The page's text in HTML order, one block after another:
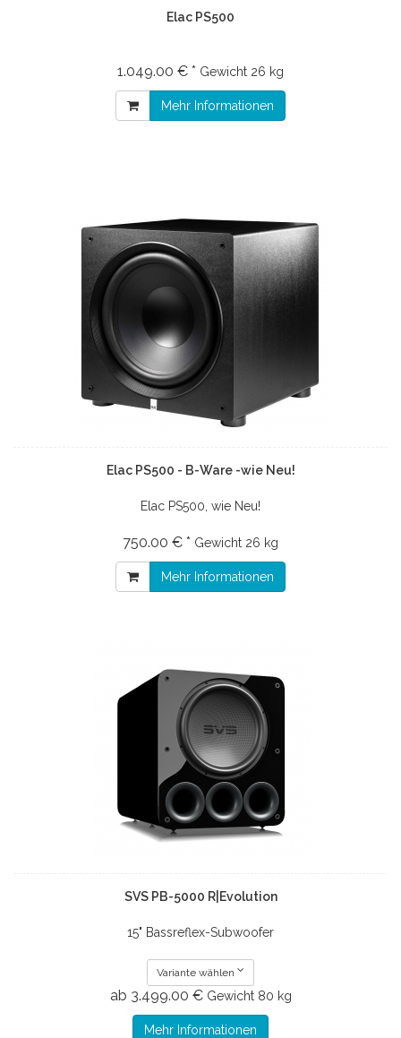
Elac PS500
1.049.00 € * Gewicht 26 kg
Mehr Informationen
Elac PS500 - B-Ware -wie Neu!
Elac PS500, wie Neu!
750.00 € * Gewicht 26 kg
Mehr Informationen
SVS PB-5000 R|Evolution
15" Bassreflex-Subwoofer
Variante wählen
ab 3.499.00 € Gewicht 80 kg
Mehr Informationen